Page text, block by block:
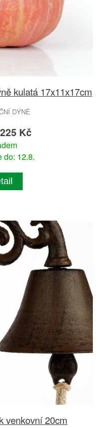
kulatá 17x11x17cm
DÝNĚ
Kč
do: 12.8.
venkovní 20cm